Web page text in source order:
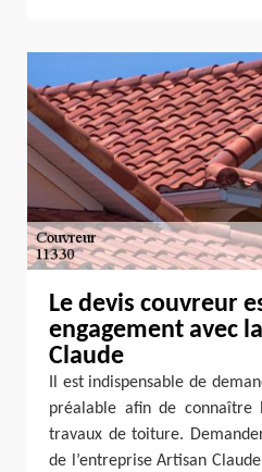
Le devis couvreur
engagement avec
Claude
Il est indispensable de
préalable afin de
travaux de toiture.
de l’entreprise Artisan